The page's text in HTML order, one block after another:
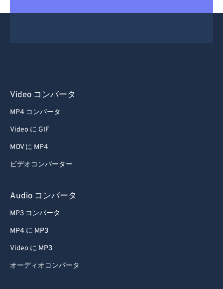
Video コンバータ
MP4 コンバータ
Video に GIF
MOV に MP4
ビデオコンバーター
Audio コンバータ
MP3 コンバータ
MP4 に MP3
Video に MP3
オーディオコンバータ